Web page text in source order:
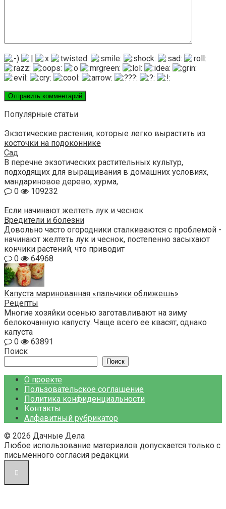
Популярные статьи
Экзотические растения, которые легко вырастить из
косточки на подоконнике
Сад
В перечне экзотических растительных культур,
подходящих для выращивания в домашних условиях,
мандариновое дерево, хурма,
0
109232
Если начинают желтеть лук и чеснок
Вредители и болезни
Довольно часто огородники сталкиваются с проблемой -
начинают желтеть лук и чеснок, постепенно засыхают
кончики растений, что приводит
0
64968
Капуста маринованная «пальчики оближешь»
Рецепты
Многие хозяйки осенью заготавливают на зиму
белокочанную капусту. Чаще всего ее квасят, однако
капуста
0
63891
Поиск
Поиск
О проекте
Пользовательское соглашение
Политика конфиденциальности
Контакты
Алфавитный рубрикатор
© 2026 Дачные Дела
Любое использование материалов допускается только с
письменного согласия редакции.